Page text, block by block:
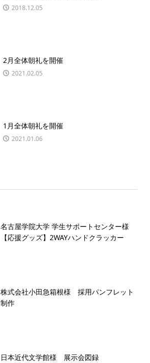
2018.12.05
2月全体朝礼を開催
2021.02.05
1月全体朝礼を開催
2021.01.06
名古屋学院大学 学生サポートセンター様
【応援グッズ】2WAYハンドクラッカー
株式会社小田急箱根様 採用パンフレット
制作
日本近代文学館様 展示会図録